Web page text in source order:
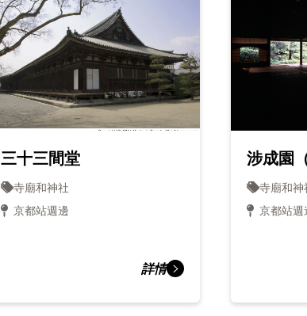
三十三間堂
寺廟和神社
京都站週邊
詳情
涉成園
寺廟和神
京都站週